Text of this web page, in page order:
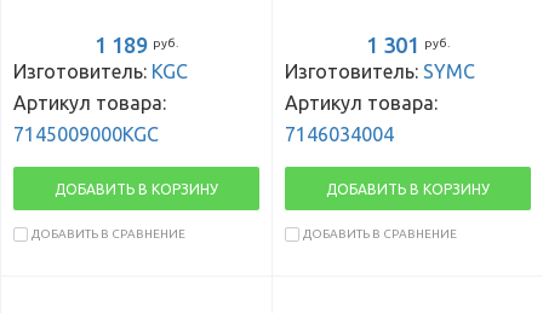
1 189 руб.
Изготовитель: KGC
Артикул товара:
7145009000KGC
ДОБАВИТЬ В КОРЗИНУ
ДОБАВИТЬ В СРАВНЕНИЕ
1 301 руб.
Изготовитель: SYMC
Артикул товара:
7146034004
ДОБАВИТЬ В КОРЗИНУ
ДОБАВИТЬ В СРАВНЕНИЕ